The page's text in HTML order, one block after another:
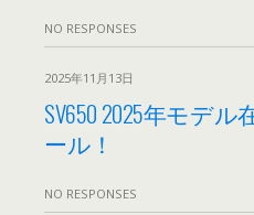
NO RESPONSES
2025年11月13日
SV650 2025年モデル
ール！
NO RESPONSES